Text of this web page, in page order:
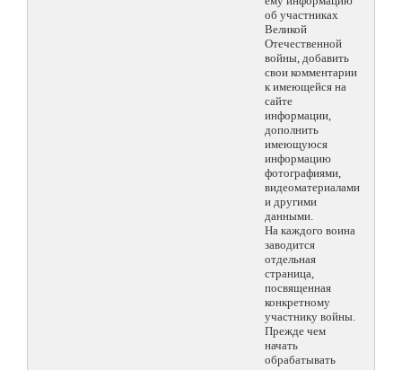
об участниках
Великой
Отечественной
войны, добавить
свои комментарии
к имеющейся на
сайте
информации,
дополнить
имеющуюся
информацию
фотографиями,
видеоматериалами
и другими
данными.
На каждого воина
заводится
отдельная
страница,
посвященная
конкретному
участнику войны.
Прежде чем
начать
обрабатывать